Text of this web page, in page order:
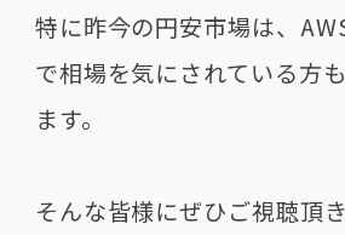
特に昨今の円安市場は、
で相場を気にされている方
ます。
そんな皆様にぜひご視聴頂